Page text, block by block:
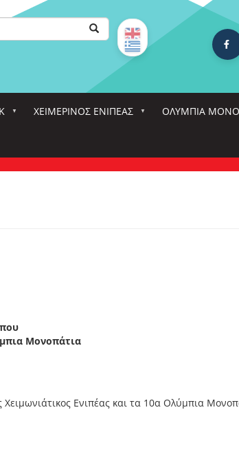
Αναζήτηση
ΧΕΙΜΕΡΙΝΟΣ ΕΝΙΠΕΑΣ ΟΛΎΜΠΙΑ
Μονοπάτια
Ενιπέας και τα 10α Ολύμπια